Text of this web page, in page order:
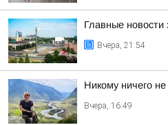
Главные новости
Вчера, 21:54
Никому ничего
Вчера, 16:49